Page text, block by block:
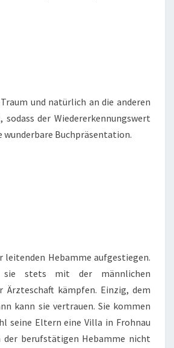
und natürlich an die anderen
sodass der Wiedererkennungswert
wunderbare Buchpräsentation.
leitenden Hebamme aufgestiegen.
sie stets mit der männlichen
Ärzteschaft kämpfen. Einzig, dem
kann sie vertrauen. Sie kommen
seine Eltern eine Villa in Frohnau
der berufstätigen Hebamme nicht